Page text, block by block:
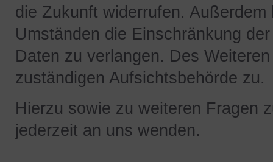
die Zukunft widerrufen.
Umständen die Einschränkung
Daten zu verlangen. Des
zuständigen Aufsichtsbehörde zu.
Hierzu sowie zu weiteren Fragen
jederzeit an uns wenden.